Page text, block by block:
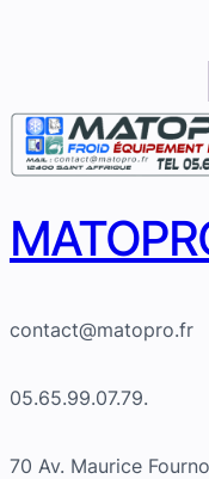
contact@matopro.fr
05.65.99.07.79.
70 Av. Maurice